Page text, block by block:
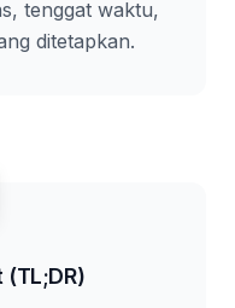
tenggat waktu,
ditetapkan.